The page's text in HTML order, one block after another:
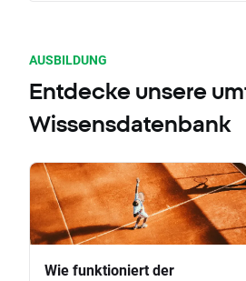
AUSBILDUNG
Entdecke unsere
Wissensdatenbank
Wie funktioniert der